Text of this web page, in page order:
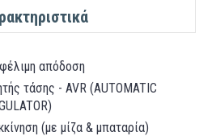
απόδοση
τάσης - AVR (AUTOMATIC
(με μίζα & μπαταρία)